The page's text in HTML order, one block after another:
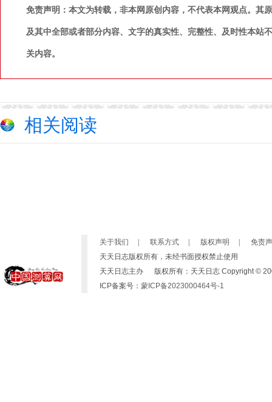
免责声明：本文为转载，非本网原创内容，不代表本网观点。其
及其中全部或者部分内容、文字的真实性、完整性、及时性本站
关内容。
相关阅读
关于我们 联系方式 版权声明
免责
天天日志版权所有，未经书面授权禁止使用
天天日志主办 版权所有：天天日志 Copyright ©
ICP备案号： 蒙ICP备2023000464号-1